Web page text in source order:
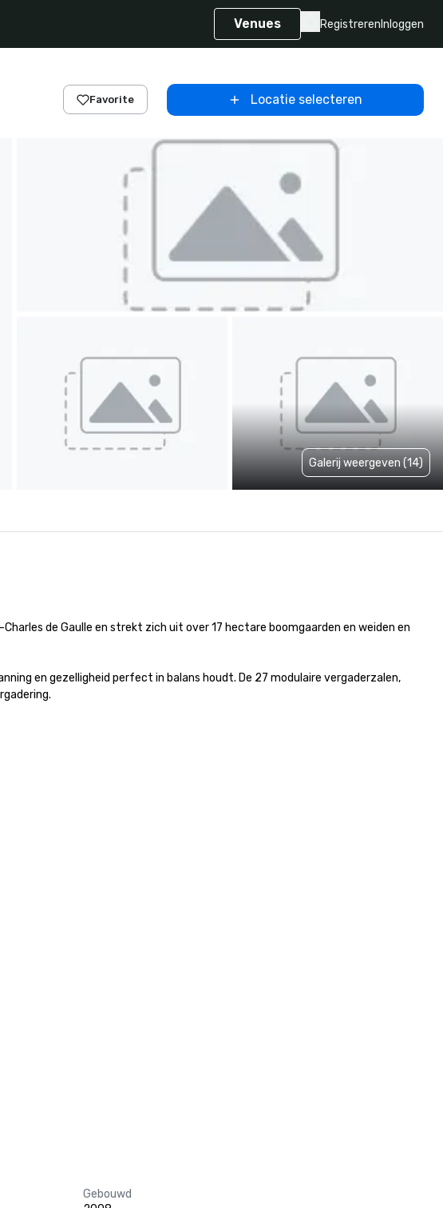
Venues Registreren Inloggen
Favorite Locatie selecteren
Galerij weergeven (14)
de Gaulle en strekt zich uit over 17 hectare boomgaarden en weiden en
en gezelligheid perfect in balans houdt. De 27 modulaire vergaderzalen,
Gebouwd